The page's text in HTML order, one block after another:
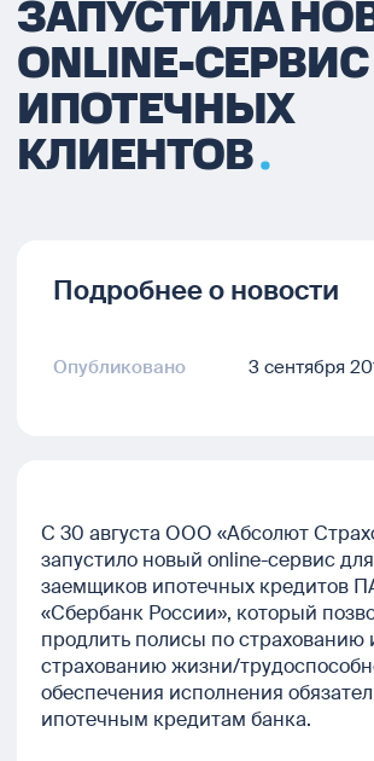
ЗАПУСТИЛА
ONLINE-
ИПОТЕЧНЫХ
КЛИЕНТОВ
Подробнее о новости
Опубликовано 3 сентября
С 30 августа ООО «Абсолют
запустило новый online-сервис
заемщиков ипотечных кредитов
«Сбербанк России», который
продлить полисы по страхованию
страхованию жизни/
обеспечения исполнения
ипотечным кредитам банка.